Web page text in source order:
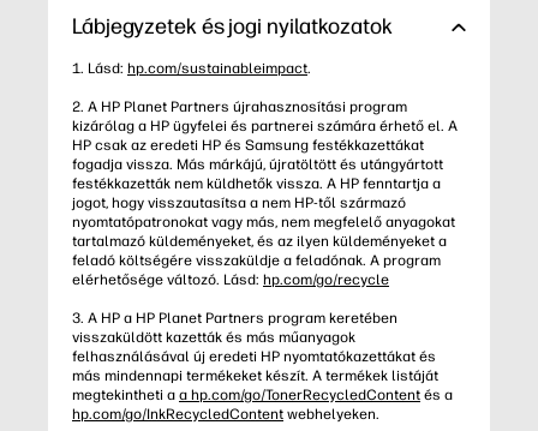
Lábjegyzetek és jogi nyilatkozatok
1. Lásd: hp.com/sustainableimpact.
2. A HP Planet Partners újrahasznosítási program
kizárólag a HP ügyfelei és partnerei számára érhető el. A
HP csak az eredeti HP és Samsung festékkazettákat
fogadja vissza. Más márkájú, újratöltött és utángyártott
festékkazetták nem küldhetők vissza. A HP fenntartja a
jogot, hogy visszautasítsa a nem HP-től származó
nyomtatópatronokat vagy más, nem megfelelő anyagokat
tartalmazó küldeményeket, és az ilyen küldeményeket a
feladó költségére visszaküldje a feladónak. A program
elérhetősége változó. Lásd: hp.com/go/recycle
3. A HP a HP Planet Partners program keretében
visszaküldött kazetták és más műanyagok
felhasználásával új eredeti HP nyomtatókazettákat és
más mindennapi termékeket készít. A termékek listáját
megtekintheti a a hp.com/go/TonerRecycledContent és a
hp.com/go/InkRecycledContent webhelyeken.